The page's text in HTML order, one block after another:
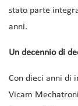
stato parte
anni.
Un decennio di
Con dieci anni di
Vicam